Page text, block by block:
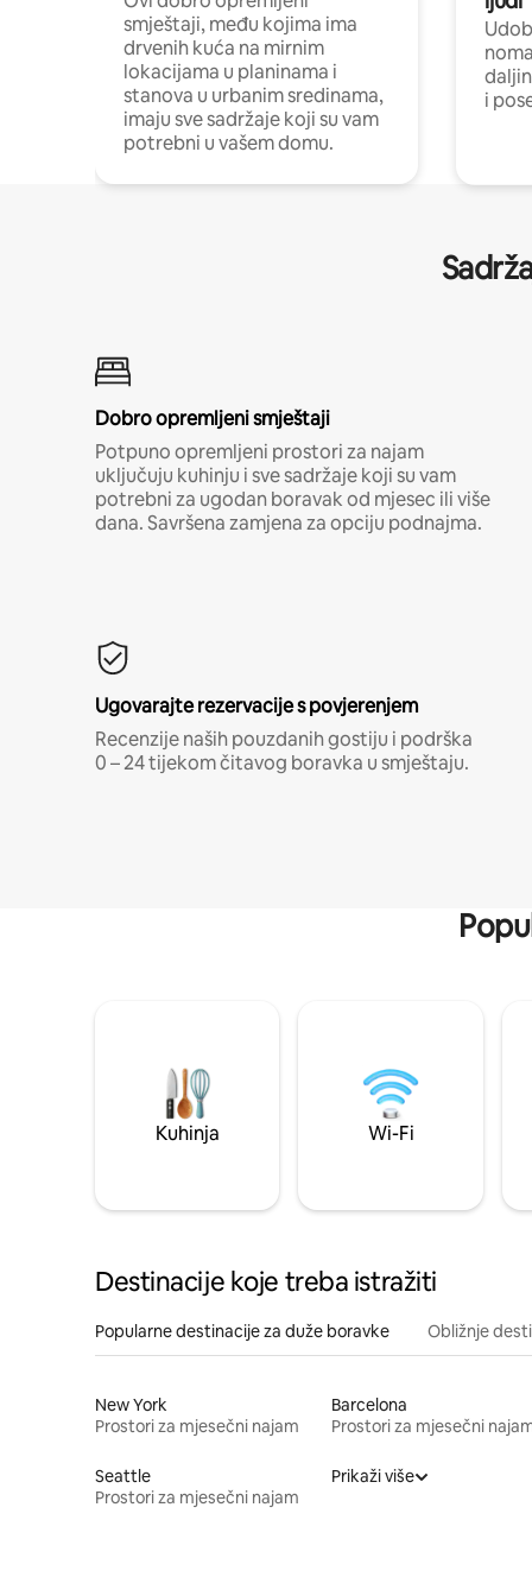
smještaji, među kojima ima
drvenih kuća na mirnim
lokacijama u planinama i
stanova u urbanim sredinama,
imaju sve sadržaje koji su vam
potrebni u vašem domu.
i
Dobro opremljeni smještaji
Potpuno opremljeni prostori za najam
uključuju kuhinju i sve sadržaje koji su vam
potrebni za ugodan boravak od mjesec ili više
dana. Savršena zamjena za opciju podnajma.
Ugovarajte rezervacije s povjerenjem
Recenzije naših pouzdanih gostiju i podrška
0 – 24 tijekom čitavog boravka u smještaju.
Kuhinja Wi-Fi
Destinacije koje treba istražiti
Popularne destinacije za duže boravke Obližnje
New York
Prostori za mjesečni najam
Barcelona
Prostori za mjesečni
Seattle
Prostori za mjesečni najam
Prikaži više